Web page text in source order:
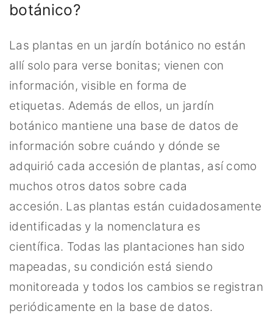
botánico?
Las plantas en un jardín botánico no están
allí solo para verse bonitas; vienen con
información, visible en forma de
etiquetas. Además de ellos, un jardín
botánico mantiene una base de datos de
información sobre cuándo y dónde se
adquirió cada accesión de plantas, así como
muchos otros datos sobre cada
accesión. Las plantas están cuidadosamente
identificadas y la nomenclatura es
científica. Todas las plantaciones han sido
mapeadas, su condición está siendo
monitoreada y todos los cambios se registran
periódicamente en la base de datos.